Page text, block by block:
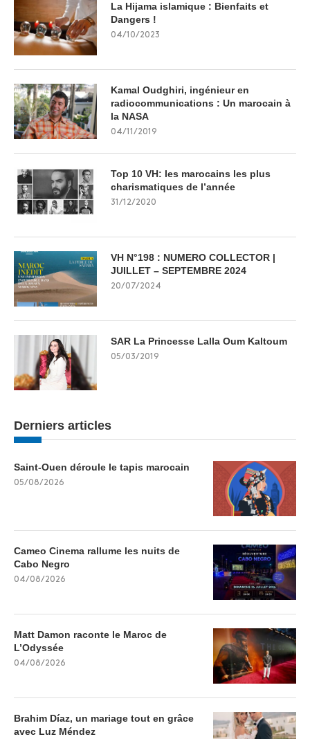
La Hijama islamique : Bienfaits et
Dangers !
04/10/2023
Kamal Oudghiri, ingénieur en
radiocommunications : Un marocain à
la NASA
04/11/2019
Top 10 VH: les marocains les plus
charismatiques de l’année
31/12/2020
VH N°198 : NUMERO COLLECTOR |
JUILLET – SEPTEMBRE 2024
20/07/2024
SAR La Princesse Lalla Oum Kaltoum
05/03/2019
Derniers articles
Saint-Ouen déroule le tapis marocain
05/08/2026
Cameo Cinema rallume les nuits de
Cabo Negro
04/08/2026
Matt Damon raconte le Maroc de
L’Odyssée
04/08/2026
Brahim Díaz, un mariage tout en grâce
avec Luz Méndez